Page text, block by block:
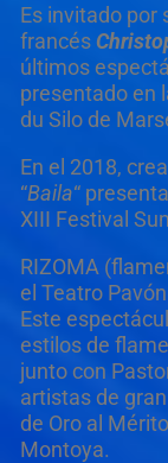
Es invitado por
francés
últimos
presentado en
du Silo de
En el 2018,
“Baila“
XIII Festival
RIZOMA
el Teatro
Este
estilos de
junto con
artistas de
de Oro al
Montoya.